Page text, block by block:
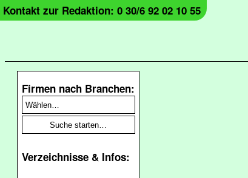
Kontakt zur Redaktion: 0 30/6 92 02 10 55
Firmen nach Branchen:
Verzeichnisse & Infos: